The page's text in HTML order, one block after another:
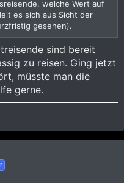
welche Wert auf
es sich aus Sicht der
gesehen).
sind bereit
zu reisen. Ging jetzt
müsste man die
gerne.